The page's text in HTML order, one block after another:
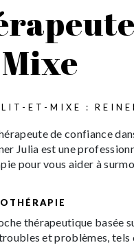
LIT-ET-MIXE :
de confiance
Julia est une
pour vous aider à
thérapeutique basée
et problèmes, tels